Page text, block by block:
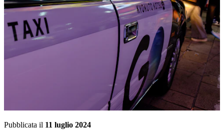
Pubblicata il 11 luglio 2024